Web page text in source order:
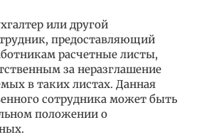
или другой
предоставляющий
расчетные листы,
за неразглашение
в таких листах. Данная
сотрудника может быть
положении о